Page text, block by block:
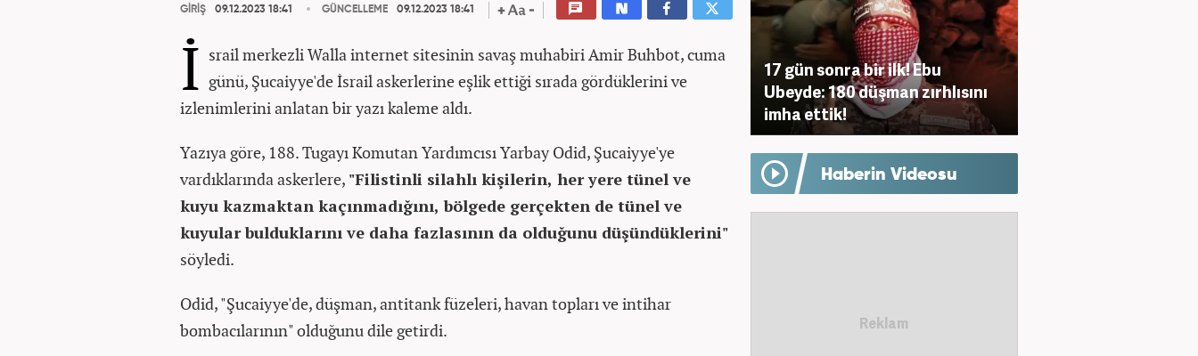
GİRİŞ 09.12.2023 18:41 GÜNCELLEME 09.12.2023 18:41
İ srail merkezli Walla internet sitesinin savaş muhabiri Amir Buhbot, cuma
günü, Şucaiyye'de İsrail askerlerine eşlik ettiği sırada gördüklerini ve
izlenimlerini anlatan bir yazı kaleme aldı.
Yazıya göre, 188. Tugayı Komutan Yardımcısı Yarbay Odid, Şucaiyye'ye
vardıklarında askerlere, "Filistinli silahlı kişilerin, her yere tünel ve
kuyu kazmaktan kaçınmadığını, bölgede gerçekten de tünel ve
kuyular bulduklarını ve daha fazlasının da olduğunu düşündüklerini"
söyledi.
Odid, "Şucaiyye'de, düşman, antitank füzeleri, havan topları ve intihar
bombacılarının" olduğunu dile getirdi.
17 gün sonra bir ilk! Ebu
Ubeyde: 180 düşman zırhlısını
imha ettik!
Haberin Videosu